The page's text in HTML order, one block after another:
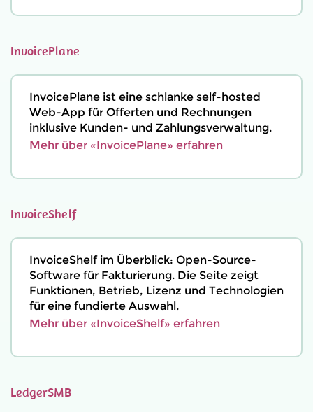
InvoicePlane
InvoicePlane ist eine schlanke self-hosted
Web-App für Offerten und Rechnungen
inklusive Kunden- und Zahlungsverwaltung.
Mehr über «InvoicePlane» erfahren
InvoiceShelf
InvoiceShelf im Überblick: Open-Source-
Software für Fakturierung. Die Seite zeigt
Funktionen, Betrieb, Lizenz und Technologien
für eine fundierte Auswahl.
Mehr über «InvoiceShelf» erfahren
LedgerSMB